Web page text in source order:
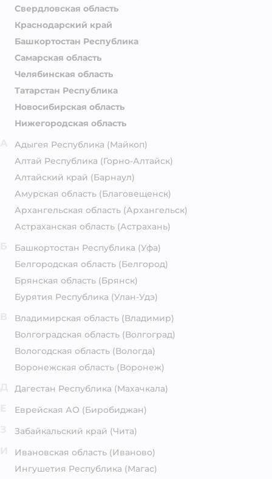
Свердловская область
Краснодарский край
Башкортостан Республика
Самарская область
Челябинская область
Татарстан Республика
Новосибирская область
Нижегородская область
Адыгея Республика (Майкоп)
Алтай Республика (Горно-Алтайск)
Алтайский край (Барнаул)
Амурская область (Благовещенск)
Архангельская область (Архангельск)
Астраханская область (Астрахань)
Башкортостан Республика (Уфа)
Белгородская область (Белгород)
Брянская область (Брянск)
Бурятия Республика (Улан-Удэ)
Владимирская область (Владимир)
Волгоградская область (Волгоград)
Вологодская область (Вологда)
Воронежская область (Воронеж)
Дагестан Республика (Махачкала)
Еврейская АО (Биробиджан)
Забайкальский край (Чита)
Ивановская область (Иваново)
Ингушетия Республика (Магас)